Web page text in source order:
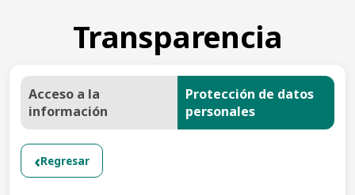
Transparencia
Acceso a la
información
Protección de datos
personales
‹Regresar